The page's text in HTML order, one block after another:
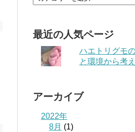
最近の人気ページ
ハエトリグモ
と環境から考
アーカイブ
2022年
8月 (1)